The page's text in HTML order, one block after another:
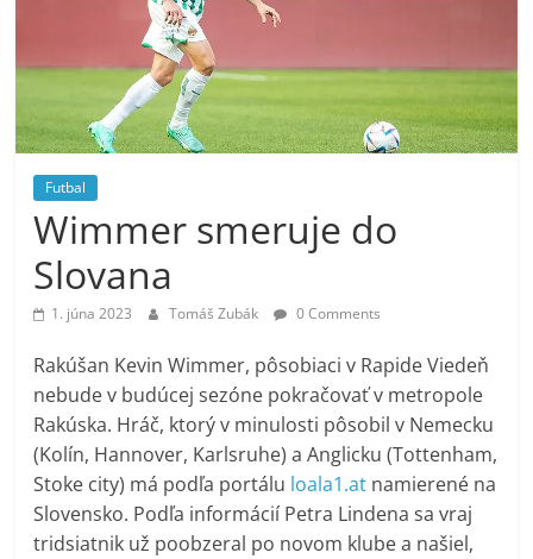
Futbal
Wimmer smeruje do
Slovana
1. júna 2023 Tomáš Zubák 0 Comments
Rakúšan Kevin Wimmer, pôsobiaci v Rapide Viedeň
nebude v budúcej sezóne pokračovať v metropole
Rakúska. Hráč, ktorý v minulosti pôsobil v Nemecku
(Kolín, Hannover, Karlsruhe) a Anglicku (Tottenham,
Stoke city) má podľa portálu loala1.at namierené na
Slovensko. Podľa informácií Petra Lindena sa vraj
tridsiatnik už poobzeral po novom klube a našiel,